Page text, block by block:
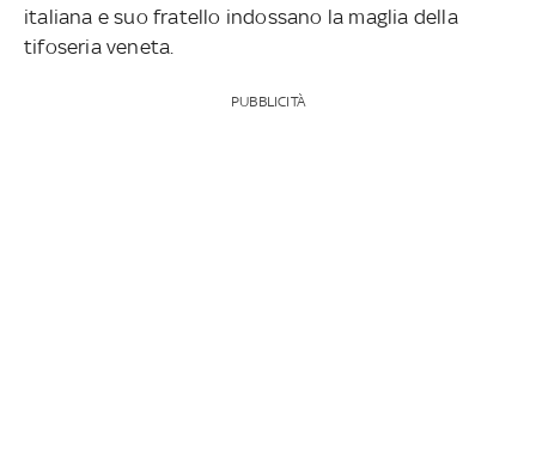
italiana e suo fratello indossano la maglia della
tifoseria veneta.
PUBBLICITÀ